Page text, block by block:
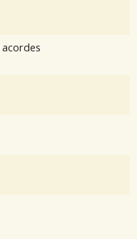
acordes